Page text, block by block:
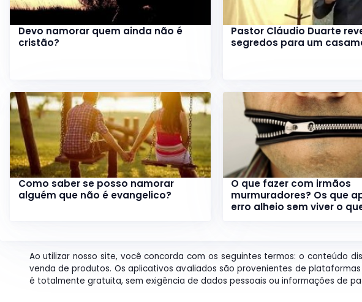
Devo namorar quem ainda não é
cristão?
Pastor Cláudio Duarte
segredos para um
Como saber se posso namorar
alguém que não é evangelico?
O que fazer com irmãos
murmuradores? Os que
erro alheio sem viver o
Ao utilizar nosso site, você concorda com os seguintes termos: o conteúdo
venda de produtos. Os aplicativos avaliados são provenientes de
é totalmente gratuita, sem exigência de dados pessoais ou informações de